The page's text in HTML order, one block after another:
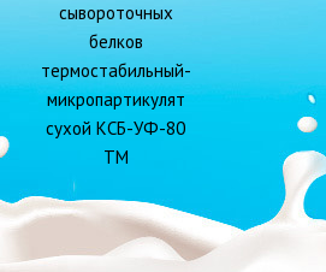
сывороточных
белков
термостабильный-
микропартикулят
сухой КСБ-УФ-80
ТМ